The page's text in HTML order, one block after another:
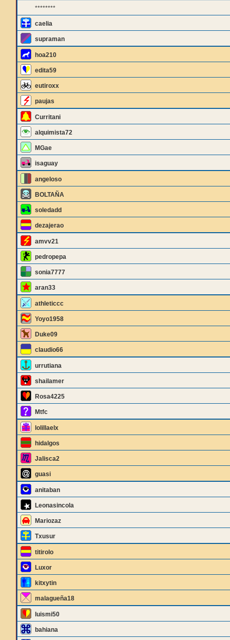
********
caelia
supraman
hoa210
edita59
eutiroxx
paujas
Curritani
alquimista72
MGae
isaguay
angeloso
BOLTAÑA
soledadd
dezajerao
amvv21
pedropepa
sonia7777
aran33
athleticcc
Yoyo1958
Duke09
claudio66
urrutiana
shailamer
Rosa4225
Mtfc
lolillaelx
hidalgos
Jalisca2
guasi
anitaban
Leonasincola
Mariozaz
Txusur
titirolo
Luxor
kitxytin
malagueña18
luismi50
bahiana